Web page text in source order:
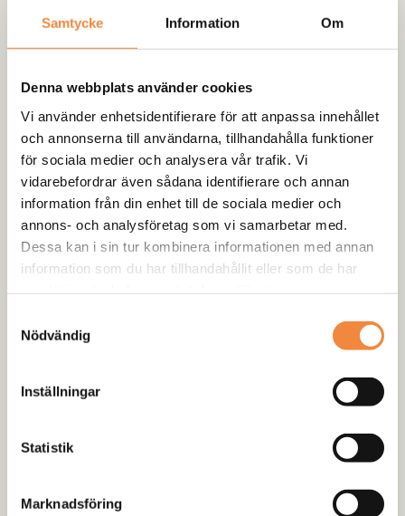
Samtycke Information Om
Denna webbplats använder cookies
Vi använder enhetsidentifierare för att anpassa innehållet
och annonserna till användarna, tillhandahålla funktioner
för sociala medier och analysera vår trafik. Vi
vidarebefordrar även sådana identifierare och annan
information från din enhet till de sociala medier och
annons- och analysföretag som vi samarbetar med.
Dessa kan i sin tur kombinera informationen med annan
information som du har tillhandahållit eller som de har
Nödvändig
Inställningar
Statistik
Marknadsföring
Monteringen medför inga större svårigheter då den
Anpassad för förstärkta axlar!
- + Lägg till i varukorg
hem till kund. Leveranstid oftast 5-8 arbetsdagar.
personligen.